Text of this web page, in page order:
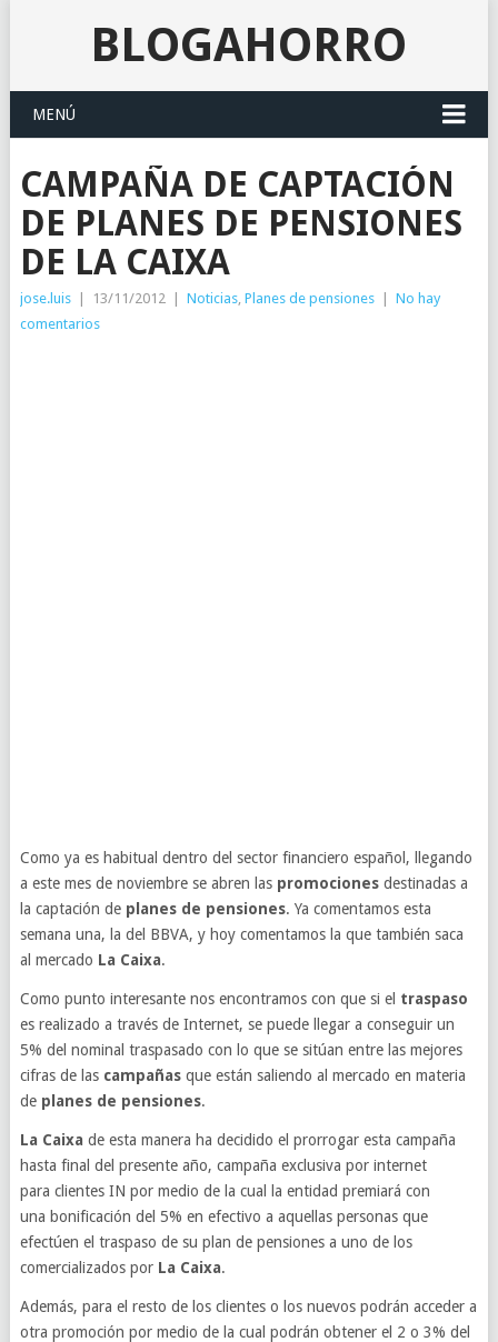
BLOGAHORRO
MENÚ
CAMPAÑA DE CAPTACIÓN
DE PLANES DE PENSIONES
DE LA CAIXA
jose.luis 13/11/2012 Noticias, Planes de pensiones
No hay
comentarios
Como ya es habitual dentro del sector financiero español, llegando
a este mes de noviembre se abren las promocionesdestinadas a
la captación de planes de pensiones. Ya comentamos esta
semana una, la del BBVA, y hoy comentamos la que también saca
al mercado La Caixa.
Como punto interesante nos encontramos con que si el traspaso
es realizado a través de Internet, se puede llegar a conseguir un
5% del nominal traspasado con lo que se sitúan entre las mejores
cifras de las campañasque están saliendo al mercado en materia
de planes de pensiones.
La Caixa de esta manera ha decidido el prorrogar esta campaña
hasta final del presente año, campaña exclusiva por internet
para clientes IN por medio de la cual la entidad premiará con
una bonificación del 5% en efectivo a aquellas personas que
efectúen el traspaso de su plan de pensiones a uno de los
comercializados por La Caixa.
Además, para el resto de los clientes o los nuevos podrán acceder a
otra promoción por medio de la cual podrán obtener el 2 o 3% del